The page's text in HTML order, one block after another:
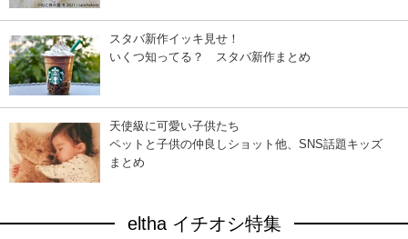
スタバ新作イッキ見せ！
いくつ知ってる？ スタバ新作まとめ
天使級に可愛い子供たち
ペットと子供の仲良しショット他、SNS話題キッズ
まとめ
eltha イチオシ特集